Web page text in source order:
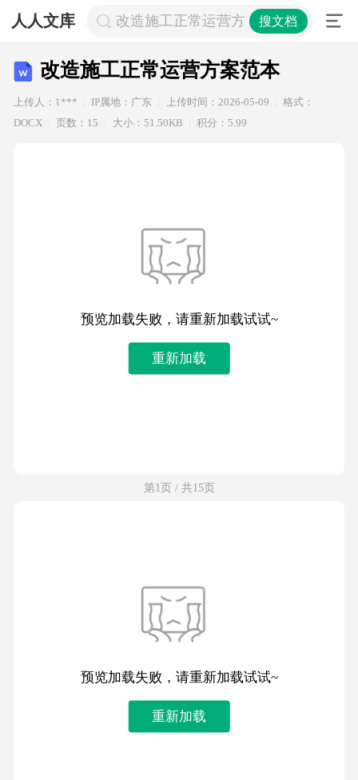
人人文库 改造施工正常运营方案范本
搜文档
改造施工正常运营方案范本
上传人：1*** IP属地：广东 上传时间：2026-05-09
格式：
DOCX
页数：15 大小：51.50KB 积分：5.99
预览加载失败，请重新加载试试~
重新加载
第1页 / 共15页
预览加载失败，请重新加载试试~
重新加载